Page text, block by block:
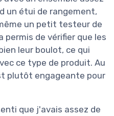
un étui de rangement,
un petit testeur de
permis de vérifier que les
leur boulot, ce qui
ce type de produit. Au
plutôt engageante pour
que j'avais assez de